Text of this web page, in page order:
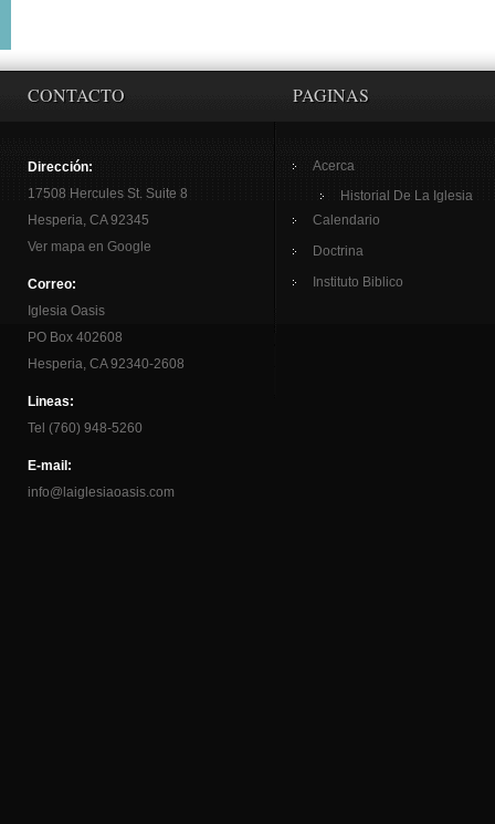
CONTACTO
Dirección:
17508 Hercules St. Suite 8
Hesperia, CA 92345
Ver mapa en Google
Correo:
Iglesia Oasis
PO Box 402608
Hesperia, CA 92340-2608
Lineas:
Tel (760) 948-5260
E-mail:
info@laiglesiaoasis.com
PAGINAS
Acerca
Historial De La Iglesia
Calendario
Doctrina
Instituto Biblico